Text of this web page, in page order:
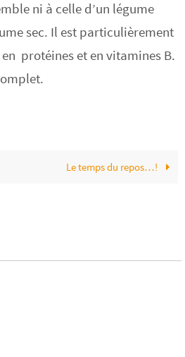
ni à celle d’un légume
sec. Il est particulièrement
protéines et en vitamines B.
Le temps du repos…!